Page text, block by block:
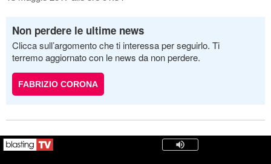
Non perdere le ultime news
Clicca sull’argomento che ti interessa per seguirlo. Ti
terremo aggiornato con le news da non perdere.
FABRIZIO CORONA